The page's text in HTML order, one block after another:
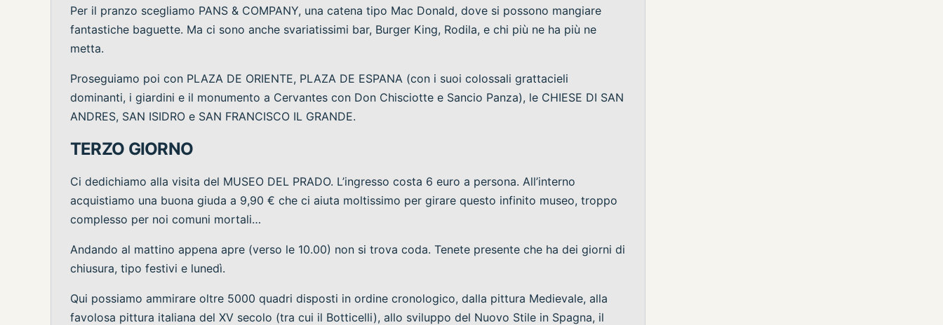
Per il pranzo scegliamo PANS & COMPANY, una catena tipo Mac Donald, dove si possono mangiare
fantastiche baguette. Ma ci sono anche svariatissimi bar, Burger King, Rodila, e chi più ne ha più ne
metta.
Proseguiamo poi con PLAZA DE ORIENTE, PLAZA DE ESPANA (con i suoi colossali grattacieli
dominanti, i giardini e il monumento a Cervantes con Don Chisciotte e Sancio Panza), le CHIESE DI SAN
ANDRES, SAN ISIDRO e SAN FRANCISCO IL GRANDE.
TERZO GIORNO
Ci dedichiamo alla visita del MUSEO DEL PRADO. L’ingresso costa 6 euro a persona. All’interno
acquistiamo una buona giuda a 9,90 € che ci aiuta moltissimo per girare questo infinito museo, troppo
complesso per noi comuni mortali…
Andando al mattino appena apre (verso le 10.00) non si trova coda. Tenete presente che ha dei giorni di
chiusura, tipo festivi e lunedì.
Qui possiamo ammirare oltre 5000 quadri disposti in ordine cronologico, dalla pittura Medievale, alla
favolosa pittura italiana del XV secolo (tra cui il Botticelli), allo sviluppo del Nuovo Stile in Spagna, il